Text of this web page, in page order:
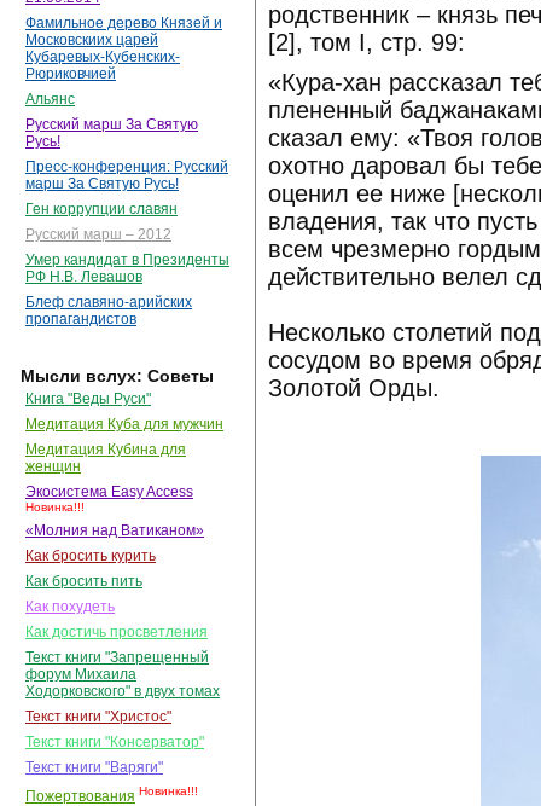
Фамильное дерево Князей и
Московскиих царей
Кубаревых-Кубенских-
Рюриковчией
Альянс
Русский марш За Святую
Русь!
Пресс-конференция: Русский
марш За Святую Русь!
Ген коррупции славян
Русский марш – 2012
Умер кандидат в Президенты
РФ Н.В. Левашов
Блеф славяно-арийских
пропагандистов
Мысли вслух: Советы
Книга "Веды Руси"
Медитация Куба для мужчин
Медитация Кубина для
женщин
Экосистема Easy Access
Новинка!!!
«Молния над Ватиканом»
Как бросить курить
Как бросить пить
Как похудеть
Как достичь просветления
Текст книги "Запрещенный
форум Михаила
Ходорковского" в двух томах
Текст книги "Христос"
Текст книги "Консерватор"
Текст книги "Варяги"
Пожертвования Новинка!!!
родственник – князь
[2], том I, стр. 99:
«Кура-хан рассказал
плененный
сказал ему: «Твоя
охотно даровал бы
оценил ее ниже
владения, так что
всем чрезмерно
действительно велел
Несколько столетий
сосудом во время
Золотой Орды.